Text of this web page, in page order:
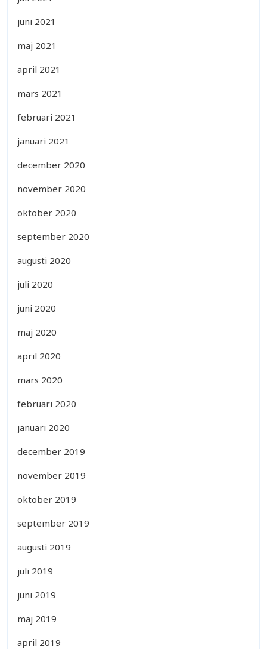
juni 2021
maj 2021
april 2021
mars 2021
februari 2021
januari 2021
december 2020
november 2020
oktober 2020
september 2020
augusti 2020
juli 2020
juni 2020
maj 2020
april 2020
mars 2020
februari 2020
januari 2020
december 2019
november 2019
oktober 2019
september 2019
augusti 2019
juli 2019
juni 2019
maj 2019
april 2019